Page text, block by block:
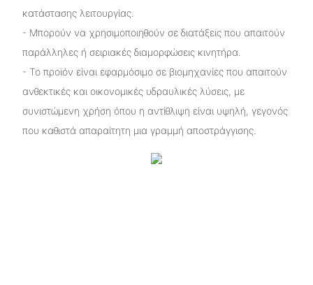
κατάστασης λειτουργίας.
- Μπορούν να χρησιμοποιηθούν σε διατάξεις που απαιτούν
παράλληλες ή σειριακές διαμορφώσεις κινητήρα.
- Το προϊόν είναι εφαρμόσιμο σε βιομηχανίες που απαιτούν
ανθεκτικές και οικονομικές υδραυλικές λύσεις, με
συνιστώμενη χρήση όπου η αντίθλιψη είναι υψηλή, γεγονός
που καθιστά απαραίτητη μια γραμμή αποστράγγισης.